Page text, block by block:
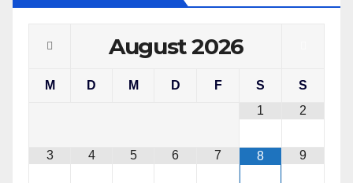
August2026
M D M D F S
S
1
2
3 4 5 6 7 8 9